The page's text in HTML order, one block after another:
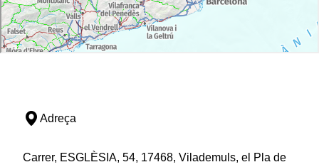
Adreça
Carrer, ESGLÈSIA, 54, 17468, Vilademuls, el Pla de